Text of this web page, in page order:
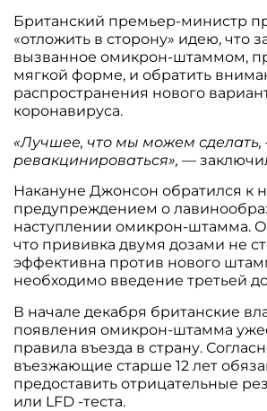
Британский премьер-министр
«отложить в сторону» идею, что
вызванное омикрон-штаммом,
мягкой форме, и обратить
распространения нового
коронавируса.
«Лучшее, что мы можем сделать,
ревакцинироваться», —
Накануне Джонсон обратился к
предупреждением о
наступлении омикрон-штамма.
что прививка двумя дозами не
эффективна против нового
необходимо введение третьей
В начале декабря британские
появления омикрон-штамма
правила въезда в страну.
въезжающие старше 12 лет
предоставить отрицательные
или LFD -теста.